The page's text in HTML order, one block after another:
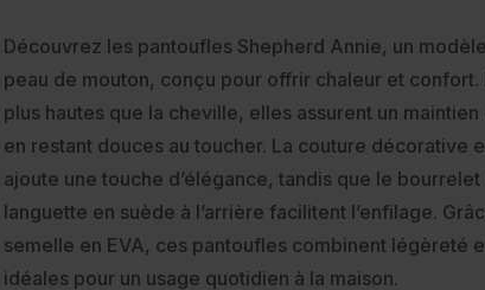
Découvrez les pantoufles Shepherd Annie, un
peau de mouton, conçu pour offrir chaleur et
plus hautes que la cheville, elles assurent un
en restant douces au toucher. La couture décorative
ajoute une touche d’élégance, tandis que le bourrelet
languette en suède à l’arrière facilitent l’enfilage.
semelle en EVA, ces pantoufles combinent légèreté
idéales pour un usage quotidien à la maison.